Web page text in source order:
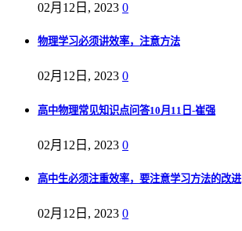
02月12日, 2023 0
物理学习必须讲效率，注意方法
02月12日, 2023 0
高中物理常见知识点问答10月11日-崔强
02月12日, 2023 0
高中生必须注重效率，要注意学习方法的改进
02月12日, 2023 0